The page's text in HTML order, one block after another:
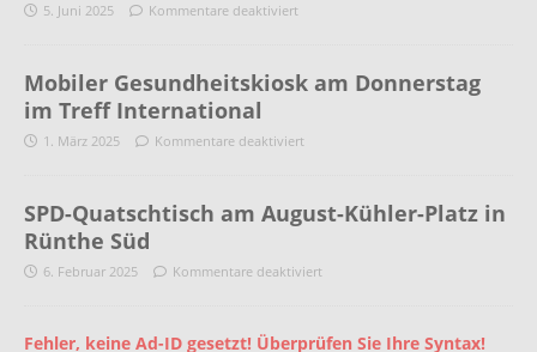
5. Juni 2025 Kommentare deaktiviert
Mobiler Gesundheitskiosk am Donnerstag
im Treff International
1. März 2025 Kommentare deaktiviert
SPD-Quatschtisch am August-Kühler-Platz in
Rünthe Süd
6. Februar 2025 Kommentare deaktiviert
Fehler, keine Ad-ID gesetzt! Überprüfen Sie Ihre Syntax!